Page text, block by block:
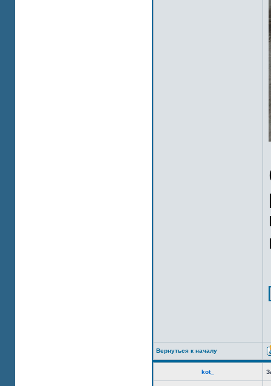
Вернуться к началу
kot_